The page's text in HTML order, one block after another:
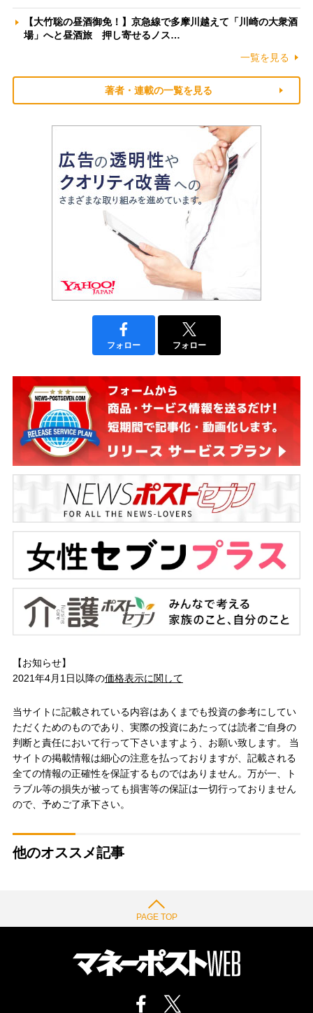
【大竹聡の昼酒御免！】京急線で多摩川越えて「川崎の大衆酒
場」へと昼酒旅 押し寄せるノス…
一覧を見る
著者・連載の一覧を見る
フォロー フォロー
【お知らせ】
2021年4月1日以降の価格表示に関して
当サイトに記載されている内容はあくまでも投資の参考にしてい
ただくためのものであり、実際の投資にあたっては読者ご自身の
判断と責任において行って下さいますよう、お願い致します。 当
サイトの掲載情報は細心の注意を払っておりますが、記載される
全ての情報の正確性を保証するものではありません。万が一、ト
ラブル等の損失が被っても損害等の保証は一切行っておりません
ので、予めご了承下さい。
他のオススメ記事
PAGE TOP